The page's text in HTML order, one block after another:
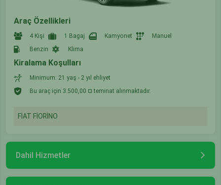
Araç Özellikleri
4 Kişi 1 Bagaj Kamyonet
Manuel
Benzin
Klima
Kiralama Koşulları
Minimum: 21 yaş - 2 yıl ehliyet
Bu araç için 3.500,00 ¤ teminat alınmaktadır.
FİAT FİORİNO
Dahil Hizmetler